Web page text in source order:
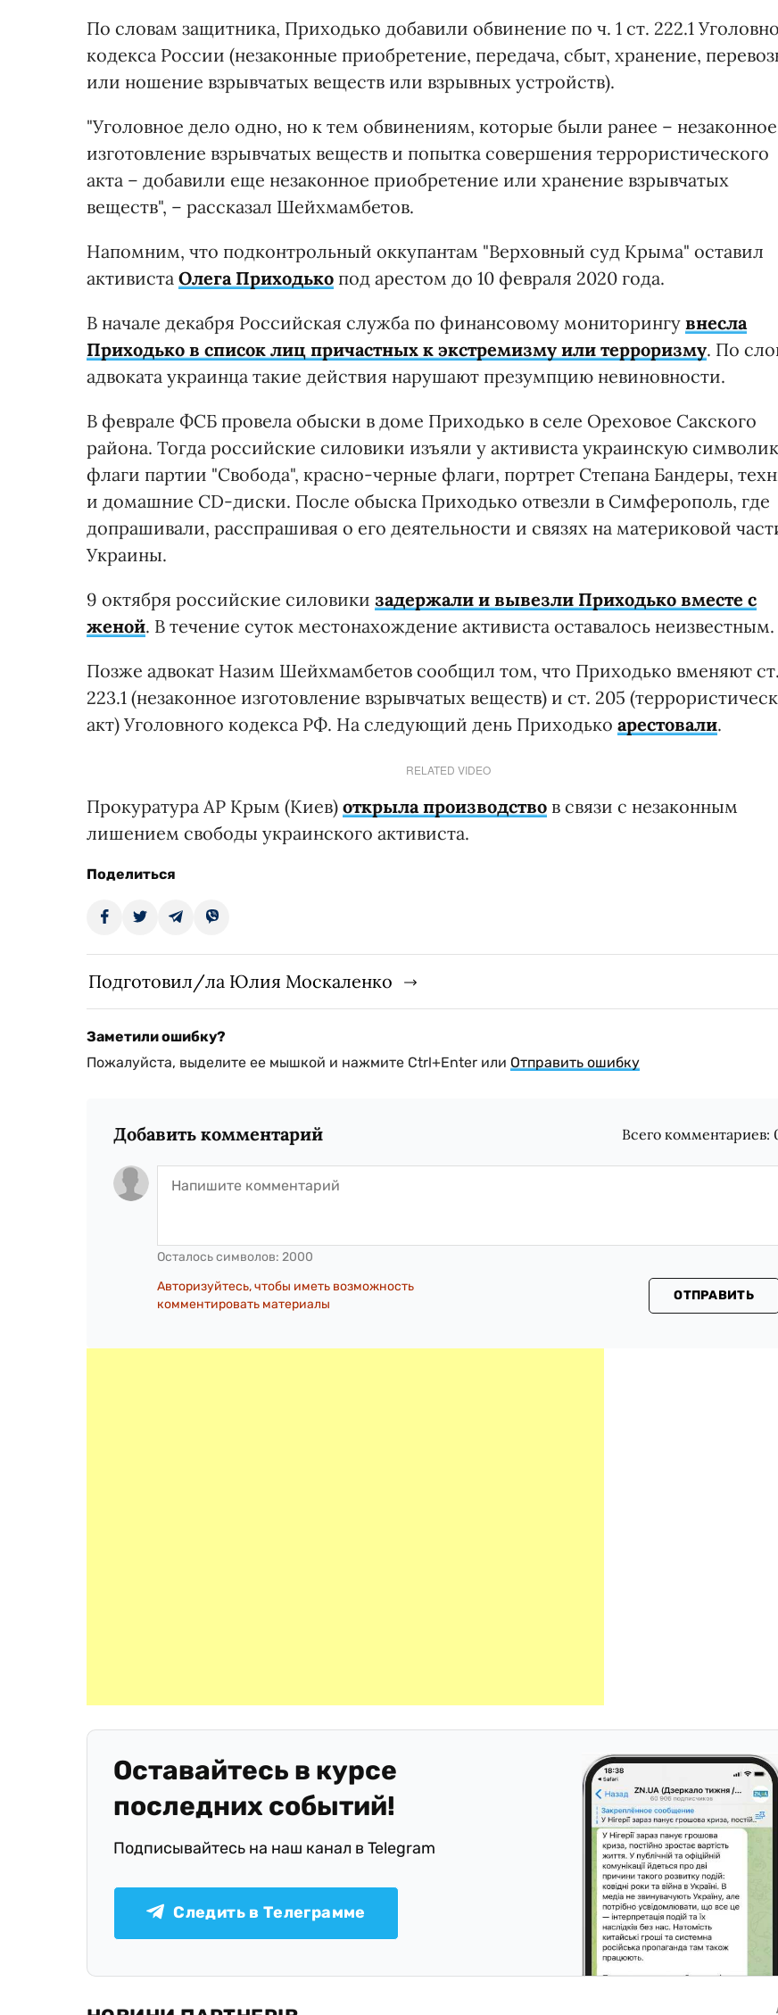
По словам защитника, Приходько добавили обвинение по ч. 1 ст. 222.1
кодекса России (незаконные приобретение, передача, сбыт, хранение,
или ношение взрывчатых веществ или взрывных устройств).
"Уголовное дело одно, но к тем обвинениям, которые были ранее – незаконное
изготовление взрывчатых веществ и попытка совершения террористического
акта – добавили еще незаконное приобретение или хранение взрывчатых
веществ", – рассказал Шейхмамбетов.
Напомним, что подконтрольный оккупантам "Верховный суд Крыма" оставил
активиста Олега Приходько под арестом до 10 февраля 2020 года.
В начале декабря Российская служба по финансовому мониторингу внесла
Приходько в список лиц причастных к экстремизму или терроризму. По
адвоката украинца такие действия нарушают презумпцию невиновности.
В феврале ФСБ провела обыски в доме Приходько в селе Ореховое Сакского
района. Тогда российские силовики изъяли у активиста украинскую
флаги партии "Свобода", красно-черные флаги, портрет Степана Бандеры,
и домашние CD-диски. После обыска Приходько отвезли в Симферополь, где
допрашивали, расспрашивая о его деятельности и связях на материковой
Украины.
9 октября российские силовики задержали и вывезли Приходько вместе с
женой. В течение суток местонахождение активиста оставалось неизвестным.
Позже адвокат Назим Шейхмамбетов сообщил том, что Приходько вменяют ст.
223.1 (незаконное изготовление взрывчатых веществ) и ст. 205
акт) Уголовного кодекса РФ. На следующий день Приходько арестовали.
RELATED VIDEO
Прокуратура АР Крым (Киев) открыла производство в связи с незаконным
лишением свободы украинского активиста.
Поделиться
Подготовил/ла Юлия Москаленко
Заметили ошибку?
Пожалуйста, выделите ее мышкой и нажмите Ctrl+Enter или Отправить ошибку
Добавить комментарий Всего комментариев:
Осталось символов: 2000
Авторизуйтесь, чтобы иметь возможность
комментировать материалы
ОТПРАВИТЬ
Оставайтесь в курсе
последних событий!
Подписывайтесь на наш канал в Telegram
Следить в Телеграмме